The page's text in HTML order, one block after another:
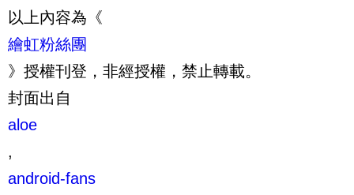
以上內容為《
繪虹粉絲團
》授權刊登，非經授權，禁止轉載。
封面出自
aloe
,
android-fans